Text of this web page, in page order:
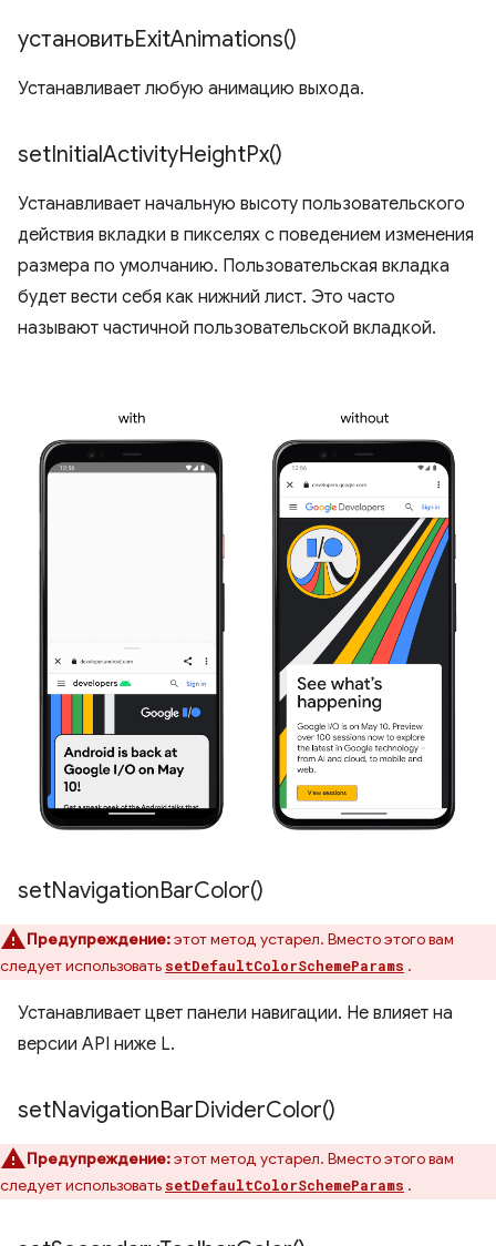
установитьExitAnimations()
Устанавливает любую анимацию выхода.
setInitialActivityHeightPx()
Устанавливает начальную высоту пользовательского
действия вкладки в пикселях с поведением изменения
размера по умолчанию. Пользовательская вкладка
будет вести себя как нижний лист. Это часто
называют частичной пользовательской вкладкой.
setNavigationBarColor()
Предупреждение:этот метод устарел. Вместо этого вам
следует использовать setDefaultColorSchemeParams .
Устанавливает цвет панели навигации. Не влияет на
версии API ниже L.
setNavigationBarDividerColor()
Предупреждение:этот метод устарел. Вместо этого вам
следует использовать setDefaultColorSchemeParams .